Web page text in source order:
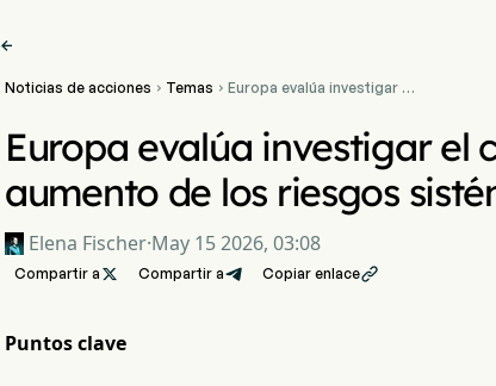

Noticias de acciones  Temas  Europa evalúa investigar el
sistémicos
Europa evalúa investigar el
aumento de los riesgos
Elena Fischer·May 15 2026, 03:08
Compartir a  Compartir a Copiar enlace
Puntos clave